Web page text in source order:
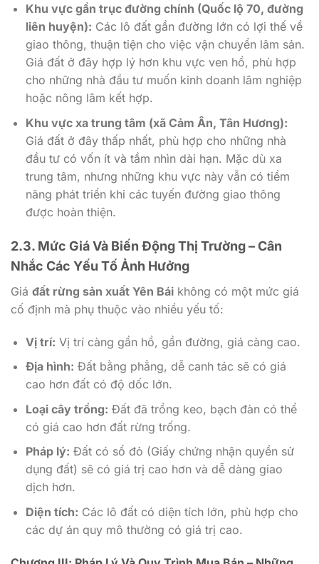
Khu vực gần trục đường chính (Quốc lộ 70, đường
liên huyện): Các lô đất gần đường lớn có lợi thế về
giao thông, thuận tiện cho việc vận chuyển lâm sản.
Giá đất ở đây hợp lý hơn khu vực ven hồ, phù hợp
cho những nhà đầu tư muốn kinh doanh lâm nghiệp
hoặc nông lâm kết hợp.
Khu vực xa trung tâm (xã Cảm Ân, Tân Hương):
Giá đất ở đây thấp nhất, phù hợp cho những nhà
đầu tư có vốn ít và tầm nhìn dài hạn. Mặc dù xa
trung tâm, nhưng những khu vực này vẫn có tiềm
năng phát triển khi các tuyến đường giao thông
được hoàn thiện.
2.3. Mức Giá Và Biến Động Thị Trường – Cân
Nhắc Các Yếu Tố Ảnh Hưởng
Giá đất rừng sản xuất Yên Bái không có một mức giá
cố định mà phụ thuộc vào nhiều yếu tố:
Vị trí: Vị trí càng gần hồ, gần đường, giá càng cao.
Địa hình: Đất bằng phẳng, dễ canh tác sẽ có giá
cao hơn đất có độ dốc lớn.
Loại cây trồng: Đất đã trồng keo, bạch đàn có thể
có giá cao hơn đất rừng trống.
Pháp lý: Đất có sổ đỏ (Giấy chứng nhận quyền sử
dụng đất) sẽ có giá trị cao hơn và dễ dàng giao
dịch hơn.
Diện tích: Các lô đất có diện tích lớn, phù hợp cho
các dự án quy mô thường có giá trị cao.